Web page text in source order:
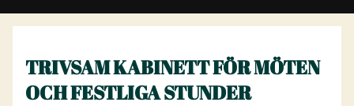
TRIVSAM KABINETT FÖR MÖTEN
OCH FESTLIGA STUNDER